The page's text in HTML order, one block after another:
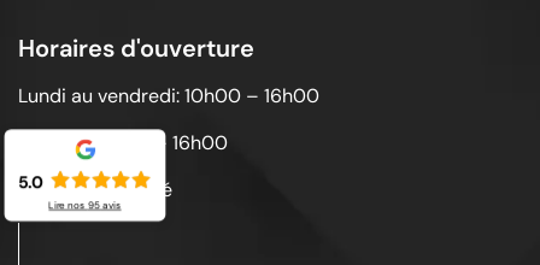
Horaires d'ouverture
Lundi au vendredi: 10h00 – 16h00
Samedi: 10h00 – 16h00
Dimanche: Fermé
5.0
Lire nos 95avis